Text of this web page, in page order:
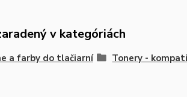
v kategóriách
a farby do tlačiarní Tonery -